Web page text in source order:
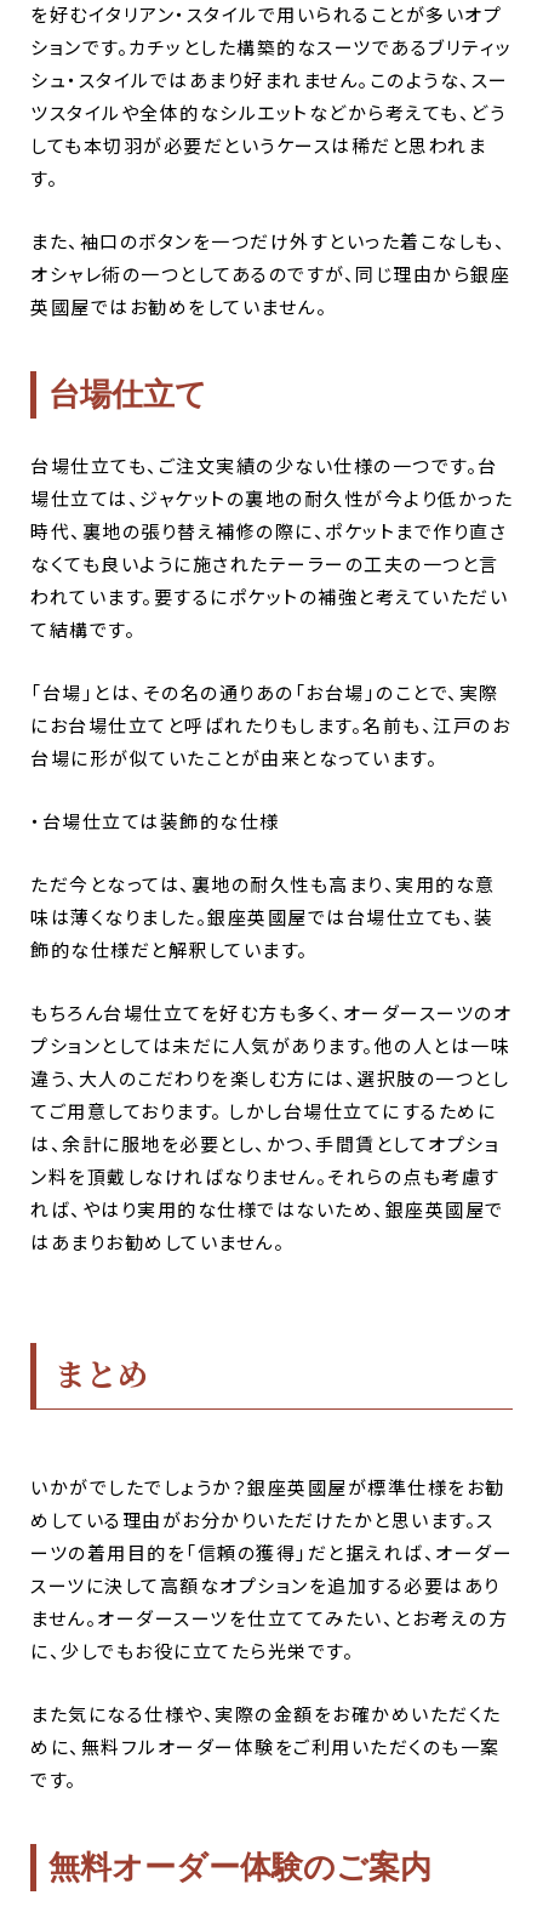
を好むイタリアン・スタイルで用いられることが多いオプ
ションです。カチッとした構築的なスーツであるブリティッ
シュ・スタイルではあまり好まれません。このような、スー
ツスタイルや全体的なシルエットなどから考えても、どう
しても本切羽が必要だというケースは稀だと思われま
す。
また、袖口のボタンを一つだけ外すといった着こなしも、
オシャレ術の一つとしてあるのですが、同じ理由から銀座
英國屋ではお勧めをしていません。
台場仕立て
台場仕立ても、ご注文実績の少ない仕様の一つです。台
場仕立ては、ジャケットの裏地の耐久性が今より低かった
時代、裏地の張り替え補修の際に、ポケットまで作り直さ
なくても良いように施されたテーラーの工夫の一つと言
われています。要するにポケットの補強と考えていただい
て結構です。
「台場」とは、その名の通りあの「お台場」のことで、実際
にお台場仕立てと呼ばれたりもします。名前も、江戸のお
台場に形が似ていたことが由来となっています。
・台場仕立ては装飾的な仕様
ただ今となっては、裏地の耐久性も高まり、実用的な意
味は薄くなりました。銀座英國屋では台場仕立ても、装
飾的な仕様だと解釈しています。
もちろん台場仕立てを好む方も多く、オーダースーツのオ
プションとしては未だに人気があります。他の人とは一味
違う、大人のこだわりを楽しむ方には、選択肢の一つとし
てご用意しております。 しかし台場仕立てにするために
は、余計に服地を必要とし、かつ、手間賃としてオプショ
ン料を頂戴しなければなりません。それらの点も考慮す
れば、やはり実用的な仕様ではないため、銀座英國屋で
はあまりお勧めしていません。
まとめ
いかがでしたでしょうか？銀座英國屋が標準仕様をお勧
めしている理由がお分かりいただけたかと思います。ス
ーツの着用目的を「信頼の獲得」だと据えれば、オーダー
スーツに決して高額なオプションを追加する必要はあり
ません。オーダースーツを仕立ててみたい、とお考えの方
に、少しでもお役に立てたら光栄です。
また気になる仕様や、実際の金額をお確かめいただくた
めに、無料フルオーダー体験をご利用いただくのも一案
です。
無料オーダー体験のご案内